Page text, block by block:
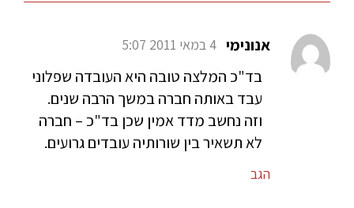
אנונימי 4 במאי 2011 5:07
בד"כ המלצה טובה היא העובדה שפלוני
עבד באותה חברה במשך הרבה שנים.
וזה נחשב מדד אמין שכן בד"כ – חברה
לא תשאיר בין שורותיה עובדים גרועים.
הגב